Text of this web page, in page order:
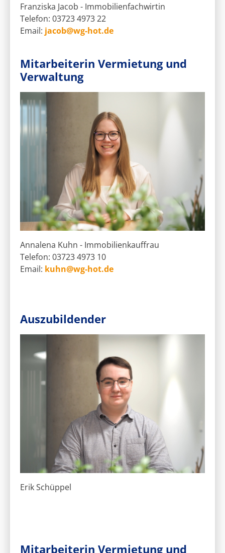
Franziska Jacob - Immobilienfachwirtin
Telefon: 03723 4973 22
Email: jacob@wg-hot.de
Mitarbeiterin Vermietung und
Verwaltung
Annalena Kuhn - Immobilienkauffrau
Telefon: 03723 4973 10
Email: kuhn@wg-hot.de
Auszubildender
Erik Schüppel
Mitarbeiterin Vermietung und